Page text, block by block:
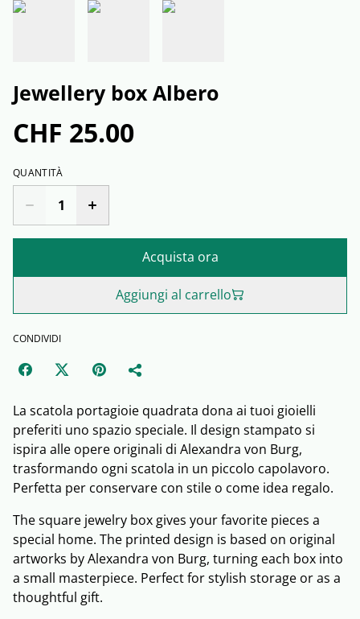
Jewellery box Albero
CHF 25.00
QUANTITÀ
Acquista ora
Aggiungi al carrello
CONDIVIDI
La scatola portagioie quadrata dona ai tuoi gioielli
preferiti uno spazio speciale. Il design stampato si
ispira alle opere originali di Alexandra von Burg,
trasformando ogni scatola in un piccolo capolavoro.
Perfetta per conservare con stile o come idea regalo.
The square jewelry box gives your favorite pieces a
special home. The printed design is based on original
artworks by Alexandra von Burg, turning each box into
a small masterpiece. Perfect for stylish storage or as a
thoughtful gift.